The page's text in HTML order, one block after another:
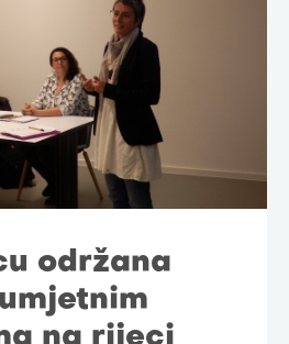
održana
na rijeci